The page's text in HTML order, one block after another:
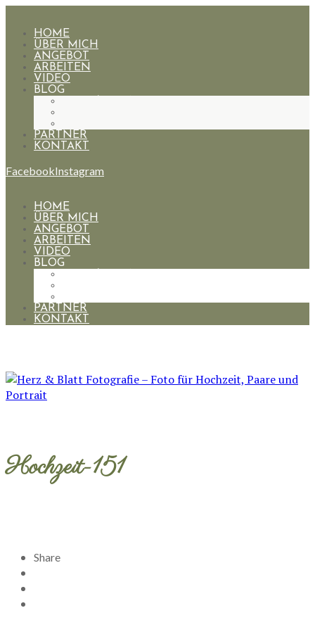
HOME
ÜBER MICH
ANGEBOT
ARBEITEN
VIDEO
BLOG
PARTNER
KONTAKT
FacebookInstagram
HOME
ÜBER MICH
ANGEBOT
ARBEITEN
VIDEO
BLOG
PARTNER
KONTAKT
Hochzeit-151
Share